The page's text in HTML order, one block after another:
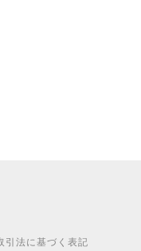
引法に基づく表記